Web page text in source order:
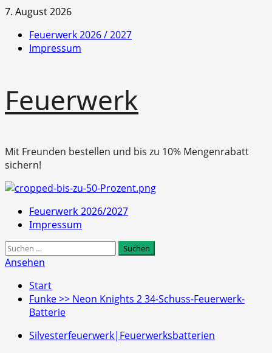
Zum
springen
7. August 2026
Feuerwerk 2026 / 2027
Impressum
Feuerwerk
Mit Freunden bestellen und bis zu 10% Mengenrabatt
sichern!
Primäres
Menü
Feuerwerk 2026/2027
Impressum
Suchen
nach:
Ansehen
Start
Funke >> Neon Knights 2 34-Schuss-Feuerwerk-
Batterie
Silvesterfeuerwerk|Feuerwerksbatterien